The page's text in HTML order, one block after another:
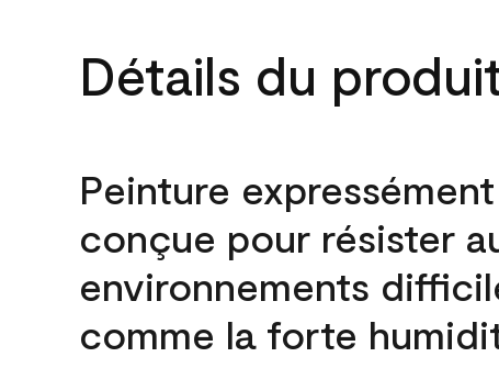
Détails du
Peinture expressément
conçue pour résister
environnements
comme la forte